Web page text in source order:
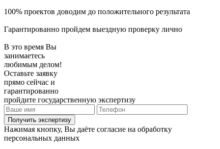
100% проектов доводим до положительного результата
Гарантированно пройдем выездную проверку лично
В это время Вы
занимаетесь
любимым делом!
Оставьте заявку
прямо сейчас и
гарантированно
пройдите государственную экспертизу
Получить экспертизу
Нажимая кнопку, Вы даёте согласие на обработку
персональных данных